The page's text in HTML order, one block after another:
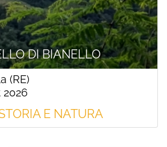
DI BIANELLO
(RE)
2026
E NATURA